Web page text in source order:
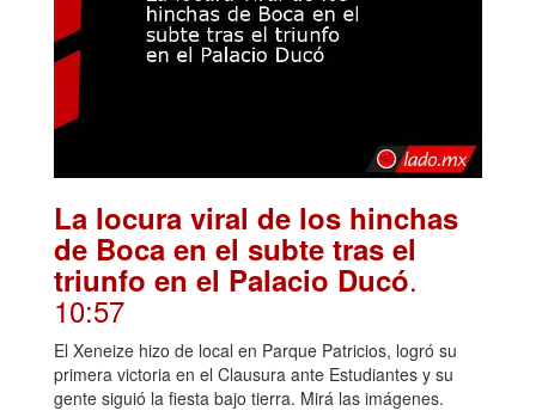
La locura viral de los hinchas
de Boca en el subte tras el
triunfo en el Palacio Ducó.
10:57
El Xeneize hizo de local en Parque Patricios, logró su
primera victoria en el Clausura ante Estudiantes y su
gente siguió la fiesta bajo tierra. Mirá las imágenes.